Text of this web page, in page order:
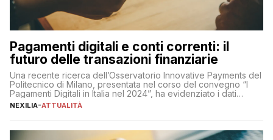
Pagamenti digitali e conti correnti: il
futuro delle transazioni finanziarie
Una recente ricerca dell’Osservatorio Innovative Payments del
Politecnico di Milano, presentata nel corso del convegno “I
Pagamenti Digitali in Italia nel 2024”, ha evidenziato i dati
definitivi del primo semestre 2024 relativamente alle
NEXILIA-ATTUALITÀ